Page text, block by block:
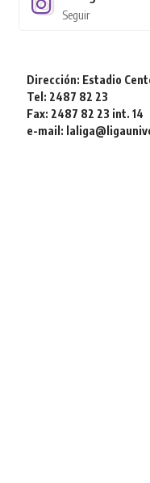
Seguir
Dirección: Estadio
Tel: 2487 82 23
Fax: 2487 82 23 int. 14
e-mail: